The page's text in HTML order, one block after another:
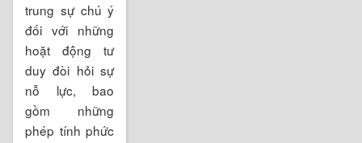
trung sự chú ý
đối với những
hoặt động tư
duy đòi hỏi sự
nỗ lực, bao
gồm những
phép tính phức